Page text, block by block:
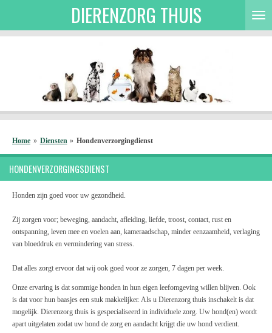
naar
DIERENZORG THUIS
Home » Diensten » Hondenverzorgingdienst
HONDENVERZORGINGSDIENST
Honden zijn goed voor uw gezondheid.
Zij zorgen voor; beweging, aandacht, afleiding, liefde, troost, contact, rust en
ontspanning, leven mee en voelen aan, kameraadschap, minder eenzaamheid, verlaging
van bloeddruk en vermindering van stress.
Dat alles zorgt ervoor dat wij ook goed voor ze zorgen, 7 dagen per week.
Onze ervaring is dat sommige honden in hun eigen leefomgeving willen blijven. Ook
is dat voor hun baasjes een stuk makkelijker. Als u Dierenzorg thuis inschakelt is dat
mogelijk. Dierenzorg thuis is gespecialiseerd in individuele zorg. Uw hond(en) wordt
apart uitgelaten zodat uw hond de zorg en aandacht krijgt die uw hond verdient.